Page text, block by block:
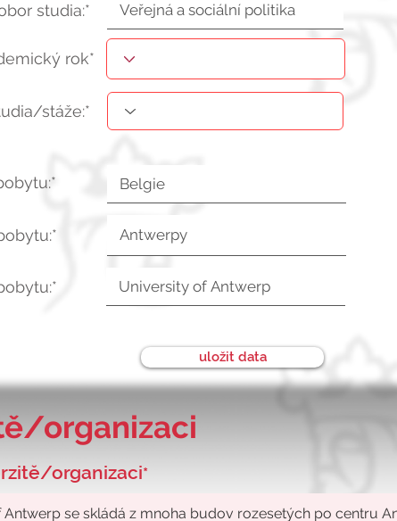
studia:*
rok*
stáže:*
uložit data
organizaci
organizaci*